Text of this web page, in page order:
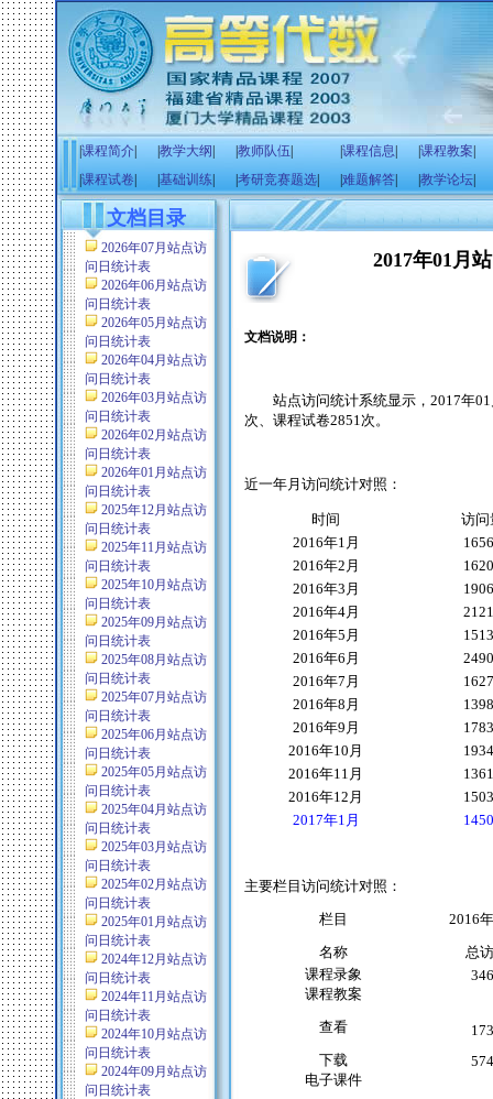
课程简介 教学大纲 教师队伍 课程信息 课程教案
课程试卷 基础训练 考研竞赛题选 难题解答 教学论坛
文档目录
2026年07月站点访
问日统计表
2026年06月站点访
问日统计表
2026年05月站点访
问日统计表
2026年04月站点访
问日统计表
2026年03月站点访
问日统计表
2026年02月站点访
问日统计表
2026年01月站点访
问日统计表
2025年12月站点访
问日统计表
2025年11月站点访
问日统计表
2025年10月站点访
问日统计表
2025年09月站点访
问日统计表
2025年08月站点访
问日统计表
2025年07月站点访
问日统计表
2025年06月站点访
问日统计表
2025年05月站点访
问日统计表
2025年04月站点访
问日统计表
2025年03月站点访
问日统计表
2025年02月站点访
问日统计表
2025年01月站点访
问日统计表
2024年12月站点访
问日统计表
2024年11月站点访
问日统计表
2024年10月站点访
问日统计表
2024年09月站点访
问日统计表
2017年01月
文档说明：
站点访问统计系统显示， 2017年01
次、课程试卷2851次。
近一年月访问统计对照：
时间
访问
2016年1 月
2016年2 月
2016年3 月
2016年4月
2016年5 月
2016年6 月
2016年7 月
2016年8 月
2016年9 月
2016年10 月
2016年11 月
2016年12 月
2017年1 月
主要栏目访问统计对照：
栏目
名称
2016年
总
课程录象
课程教案
查看
下载
电子课件